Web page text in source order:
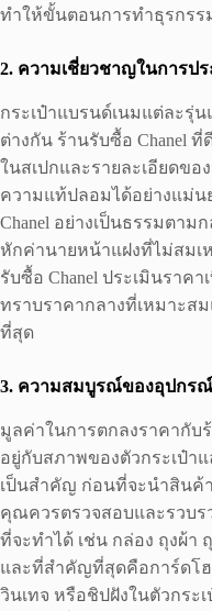
ทำให้ขั้นตอนการทำธุรกรร
2. ความเชี่ยวชาญในการป
กระเป๋าแบรนด์เนมแต่ละรุ่
ต่างกัน ร้านรับซื้อ Chanel
ในสเปกและรายละเอียดข
ความแท้ปลอมได้อย่างแม่น
Chanel อย่างเป็นธรรมตา
หักค่านายหน้าแฝงที่ไม่สมเ
รับซื้อ Chanel ประเมินราค
ทราบราคากลางที่เหมาะส
ที่สุด
3. ความสมบูรณ์ของอุปกรณ์
มูลค่าในการตกลงราคากับ
อยู่กับสภาพของตัวกระเป๋า
เป็นสำคัญ ก่อนที่จะนำสินค้
คุณควรตรวจสอบและรวบ
ที่จะทำได้ เช่น กล่อง ถุงผ้า
และที่สำคัญที่สุดคือการ์ดโฮ
วินเทจ หรือชิปฝังในตัวกระ